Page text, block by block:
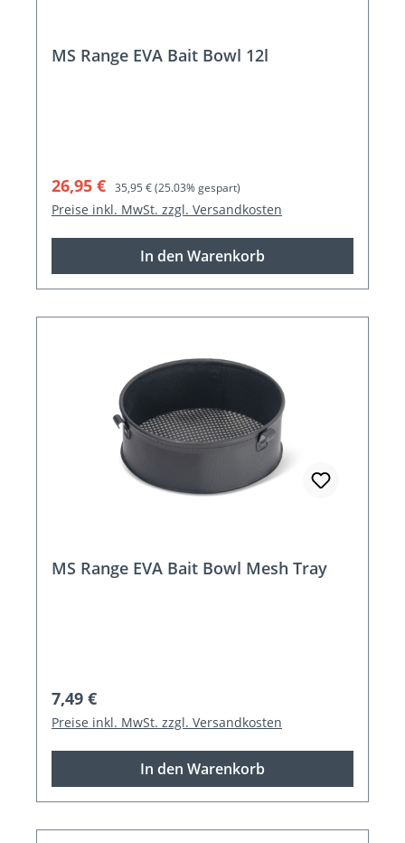
MS Range EVA Bait Bowl 12l
Verkaufspreis:
26,95 € Regulärer Preis:
35,95 €(25.03% gespart)
Preise inkl. MwSt. zzgl. Versandkosten
In den Warenkorb
MS Range EVA Bait Bowl Mesh Tray
Regulärer Preis:
7,49 €
Preise inkl. MwSt. zzgl. Versandkosten
In den Warenkorb